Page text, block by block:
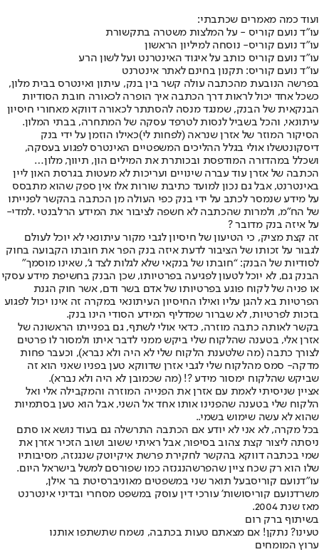
ועוד כמה מאמרים שכתבתי:
עו”ד נועם קוריס - על המלצות משטרה בתקשורת
עו”ד נועם קוריס- נוסחה למיליון הראשון
עו"ד נועם קוריס כותב על איגוד האינטרנט ועל לשון הרע
עו”ד נועם קוריס: תקנון בחינם לאתר אינטרנט
בפרשה הנובעת מהכתבה עולה קשר בין בנק, עיתון ואינטרס בבית מלון,
כשכל אחד יכול לראות דרך הכתבה איך הופרה לכאורה חובת הסודיות
הבנקאית של הבנק, שמנגד מנסה להסתתר לכאורה דווקא מאחורי חיסיון
עיתונאי, והכל בשביל לנסות לטרפד עסקה של המתחרה, בבתי המלון.
הסיקור המוזר של אזרן שנראה (לפחות לי)כאילו הוזמן על ידי בנק
דיסקונטשלו אולי בגלל ההליכים המשפטיים האינטרס לפגוע בעסקה,
ושכלל במהדורה המודפסת ובכותרת את המילים הון, תיווך, מלון…
הכתבה של אזרן עוד עברה שינויים ועריכות לא מעטות בגרסת האון ליין
באינטרנט, אבל גם נכון למועד כתיבת שורות אלו אין ספק שהוא מתבסס
על מידע שנמסר לכתב על ידי בנק כפי העולה מן הכתבה בהקשר לפנייתו
של הח”מ, ולמרות שהכתבה לא חשפה לציבור את המידע הרלבנטי .למדי-
על איזה בנק מדובר ?
זה קצת מציק, כי הטיעון של חיסיון לגבי מקור עיתונאי לא יוכל לעולם
לגבור על זכותו של הציבור לדעת איזה בנק הפר את חובתו הקבועה בחוק
לסודיות של הבנק: “חובתו של בנקאי שלא לגלות לצד ג', שאינו מוסמך”
הבנק גם, לא יוכל לטעון לפגיעה בפרטיותו, שכן הבנק בחשיפת מידע עסקי
או פניה של לקוח פוגע בפרטיותו של אדם בשר ודם, אשר חוק הגנת
הפרטיות בא להגן עליו ואילו החיסיון העיתונאי במקרה זה אינו יכול לפגוע
בזכות לפרטיות, לא שברור שמדליף המידע הסודי הינו בנק.
בקשר לאותה כתבה מוזרה, כדאי אולי לשתף, גם בפנייתו הראשונה של
אזרן אלי, בטענה שהלקוח שלי ביקש ממני לדבר איתו ולמסור לו פרטים
לצורך כתבה (מה שלטענת הלקוח שלי לא היה ולא נברא), וכעבר פחות
מדקה- סמס מהלקוח שלי לגבי אזרן שדווקא טען בפניו שאני הוא זה
שביקש שהלקוח ימסור מידע ?! (מה שכמובן לא היה ולא נברא).
אציין שניסיתי לאמת עם אזרן את הפנייה המוזרה והמקבילה אלי ואל
הלקוח שלי בטענה שהפנינו אותו אחד אל השני, אבל הוא טען בסתמיות
שהוא לא עשה שימוש בשמי..
בכל מקרה, לא אני לא יודע אם הכתבה התרשלה גם בעוד נושא או סתם
ניסתה ליצור קצת צהוב בסיפור, אבל ראיתי ששוב ושוב הזכיר אזרן את
שמי בכתבה דווקא בהקשר לחקירת פרשת איקיוטק שנגנזה, מסיבותיו
שלו הוא רק שכח ציין שהפרשהנגנזה כמו שפורסם למשל בישראל היום.
עו"דנועם קוריסבעל תואר שני במשפטים מאוניברסיטת בר אילן,
משרדנועם קוריסושות' עורכי דין עוסק במשפט מסחרי ובדיני אינטרנט
מאז שנת 2004.
בשיתוף ברק רום
טעינו? נתקן! אם מצאתם טעות בכתבה, נשמח שתשתפו אותנו
ערוץ המומחים